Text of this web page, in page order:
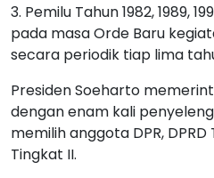
3. Pemilu Tahun 1982, 1989,
pada masa Orde Baru
secara periodik tiap lima
Presiden Soeharto
dengan enam kali
memilih anggota DPR, DPRD
Tingkat II.